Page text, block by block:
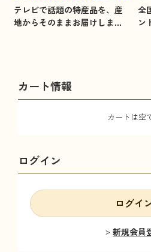
テレビで話題の特産品を、産
地からそのままお届けしま
全
ン
カート情報
カートは空
ログイン
ログイ
新規会員